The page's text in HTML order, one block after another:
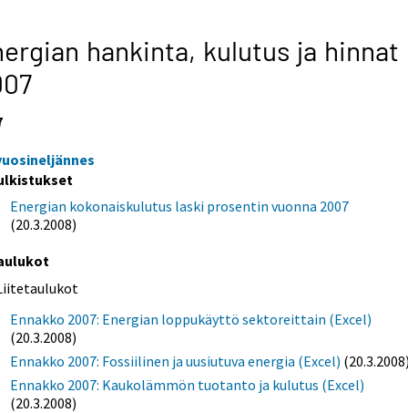
hankinta, kulutus ja hinnat
Energian kokonaiskulutus laski prosentin vuonna 2007
(20.3.2008)
Ennakko 2007: Energian loppukäyttö sektoreittain (Excel)
(20.3.2008)
Ennakko 2007: Fossiilinen ja uusiutuva energia (Excel)
Ennakko 2007: Kaukolämmön tuotanto ja kulutus (Excel)
(20.3.2008)